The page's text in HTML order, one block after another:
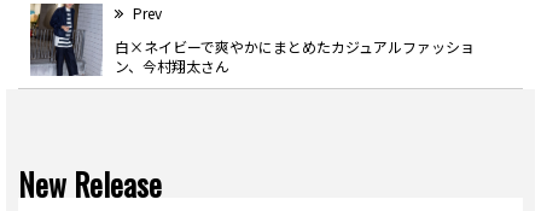
Prev
白×ネイビーで爽やかにまとめたカジュアルファッショ
ン、今村翔太さん
New Release